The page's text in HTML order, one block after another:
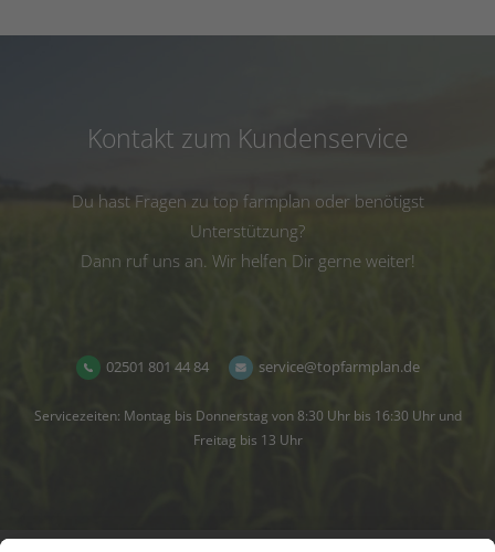
Kontakt zum Kundenservice
Du hast Fragen zu top farmplan oder benötigst
Unterstützung?
Dann ruf uns an. Wir helfen Dir gerne weiter!
02501 801 44 84 service@topfarmplan.de
Servicezeiten: Montag bis Donnerstag von 8:30 Uhr bis 16:30 Uhr und
Freitag bis 13 Uhr